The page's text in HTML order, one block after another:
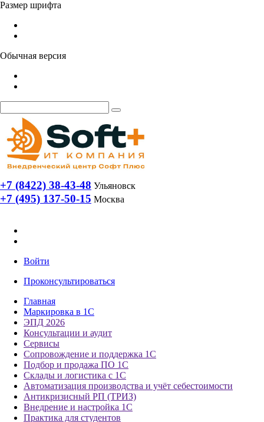
Размер шрифта
Обычная версия
+7 (8422) 38-43-48 Ульяновск
+7 (495) 137-50-15 Москва
Войти
Проконсультироваться
Главная
Маркировка в 1С
ЭПД 2026
Консультации и аудит
Сервисы
Сопровождение и поддержка 1С
Подбор и продажа ПО 1С
Склады и логистика с 1С
Автоматизация производства и учёт себестоимости
Антикризисный РП (ТРИЗ)
Внедрение и настройка 1С
Практика для студентов